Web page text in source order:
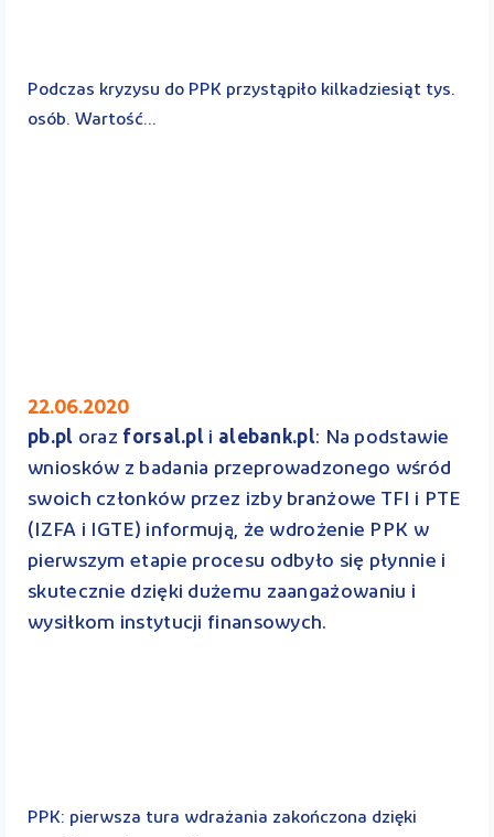
Podczas kryzysu do PPK przystąpiło kilkadziesiąt tys.
osób. Wartość...
22.06.2020
pb.pl oraz forsal.pl i alebank.pl: Na podstawie
wniosków z badania przeprowadzonego wśród
swoich członków przez izby branżowe TFI i PTE
(IZFA i IGTE) informują, że wdrożenie PPK w
pierwszym etapie procesu odbyło się płynnie i
skutecznie dzięki dużemu zaangażowaniu i
wysiłkom instytucji finansowych.
PPK: pierwsza tura wdrażania zakończona dzięki